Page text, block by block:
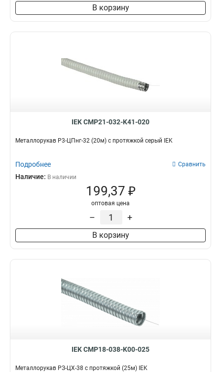
В корзину
IEK CMP21-032-K41-020
Металлорукав Р3-ЦПнг-32 (20м) с протяжкой серый IEK
Подробнее Сравнить
Наличие: В наличии
199,37 ₽
оптовая цена
– +
В корзину
IEK CMP18-038-K00-025
Металлорукав РЗ-ЦХ-38 с протяжкой (25м) IEK